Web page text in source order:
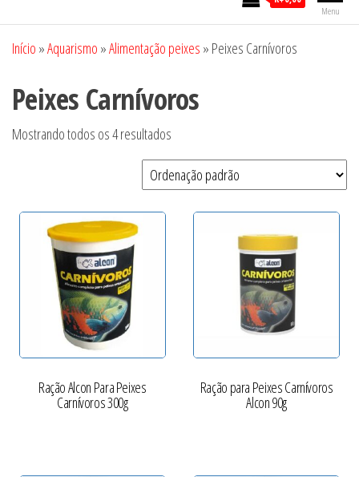
Menu
Início »Aquarismo »Alimentação peixes » Peixes Carnívoros
Peixes Carnívoros
Mostrando todos os 4 resultados
Ração Alcon Para Peixes
Carnívoros 300g
Ração para Peixes Carnívoros
Alcon 90g